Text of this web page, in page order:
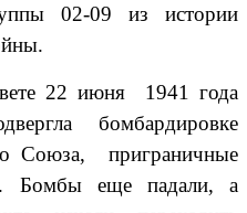
02-09 из истории
22 июня 1941 года
бомбардировке
Союза, приграничные
Бомбы еще падали, а